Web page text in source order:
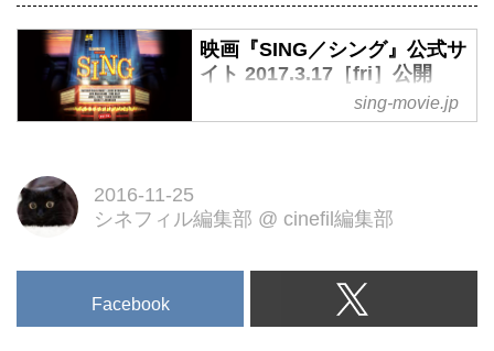
映画『SING／シング』公式サ
イト 2017.3.17［fri］公開
今夏公開の『ペット』に続く、ユ
sing-movie.jp
2016-11-25
シネフィル編集部 @ cinefil編集部
Facebook